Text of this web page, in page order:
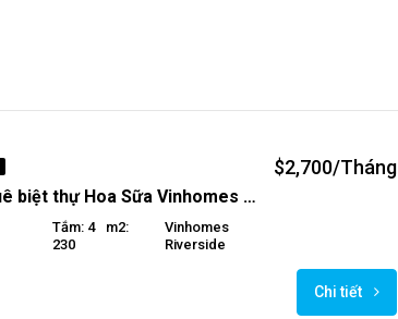
Cho thuê biệt thự Hoa Sữa Vinhomes Riverside
Tắm: 4
M2:
230
Vinhomes
Riverside
$2,700/Tháng
Chi tiết